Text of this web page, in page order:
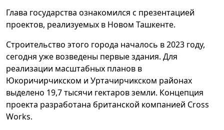
Глава государства ознакомился с презентацией
проектов, реализуемых в Новом Ташкенте.
Строительство этого города началось в 2023 году,
сегодня уже возведены первые здания. Для
реализации масштабных планов в
Юкоричирчикском и Уртачирчикском районах
выделено 19,7 тысячи гектаров земли. Концепция
проекта разработана британской компанией Cross
Works.